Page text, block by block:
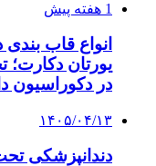
1 هفته پیش
انواع قاب
یورتان
در دکوراسیون
۱۴۰۵/۰۴/۱۳
دندانپزشکی